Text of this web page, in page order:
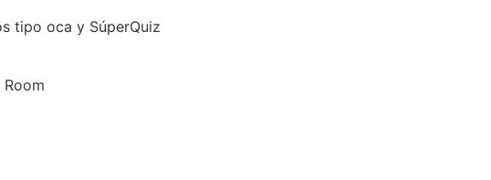
tipo oca y SúperQuiz